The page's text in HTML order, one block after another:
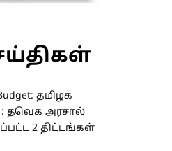
தமிழக
: தவெக அரசால்
2 திட்டங்கள்